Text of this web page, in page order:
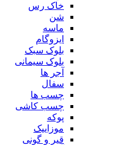
خاک رس
شن
ماسه
ایزوگام
بلوک سبک
بلوک سیمانی
آجر ها
سفال
چسب ها
چسب کاشی
پوکه
موزاییک
قیر و گونی